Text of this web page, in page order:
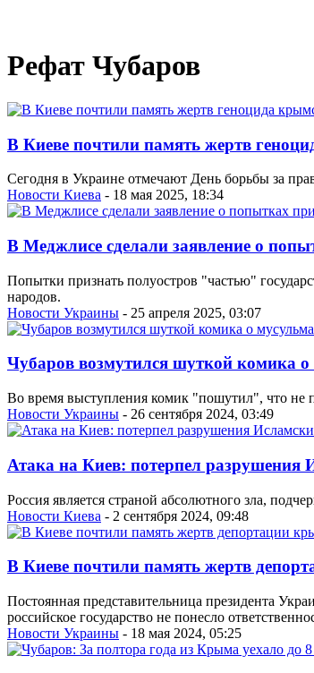
Рефат Чубаров
В Киеве почтили память жертв
Сегодня в Украине отмечают День борьбы за
Новости Киева - 18 мая 2025, 18:34
В Меджлисе сделали заявление о
Попытки признать полуостров "частью"
народов.
Новости Украины - 25 апреля 2025, 03:07
Чубаров возмутился шуткой комика
Во время выступления комик "пошутил", что не
Новости Украины - 26 сентября 2024, 03:49
Атака на Киев: потерпел разрушения
Россия является страной абсолютного зла,
Новости Киева - 2 сентября 2024, 09:48
В Киеве почтили память жертв
Постоянная представительница президента
российское государство не понесло
Новости Украины - 18 мая 2024, 05:25